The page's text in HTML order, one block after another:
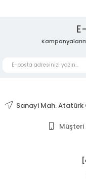
Sanayi Mah. Atatürk
Müşteri